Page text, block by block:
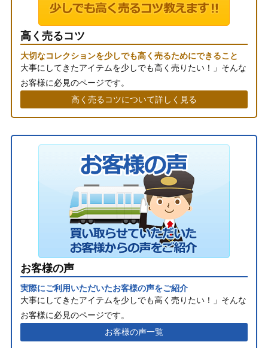
高く売るコツ
大切なコレクションを少しでも高く売るためにできること
大事にしてきたアイテムを少しでも高く売りたい！」そんな
お客様に必見のページです。
高く売るコツについて詳しく見る
お客様の声
実際にご利用いただいたお客様の声をご紹介
大事にしてきたアイテムを少しでも高く売りたい！」そんな
お客様に必見のページです。
お客様の声一覧